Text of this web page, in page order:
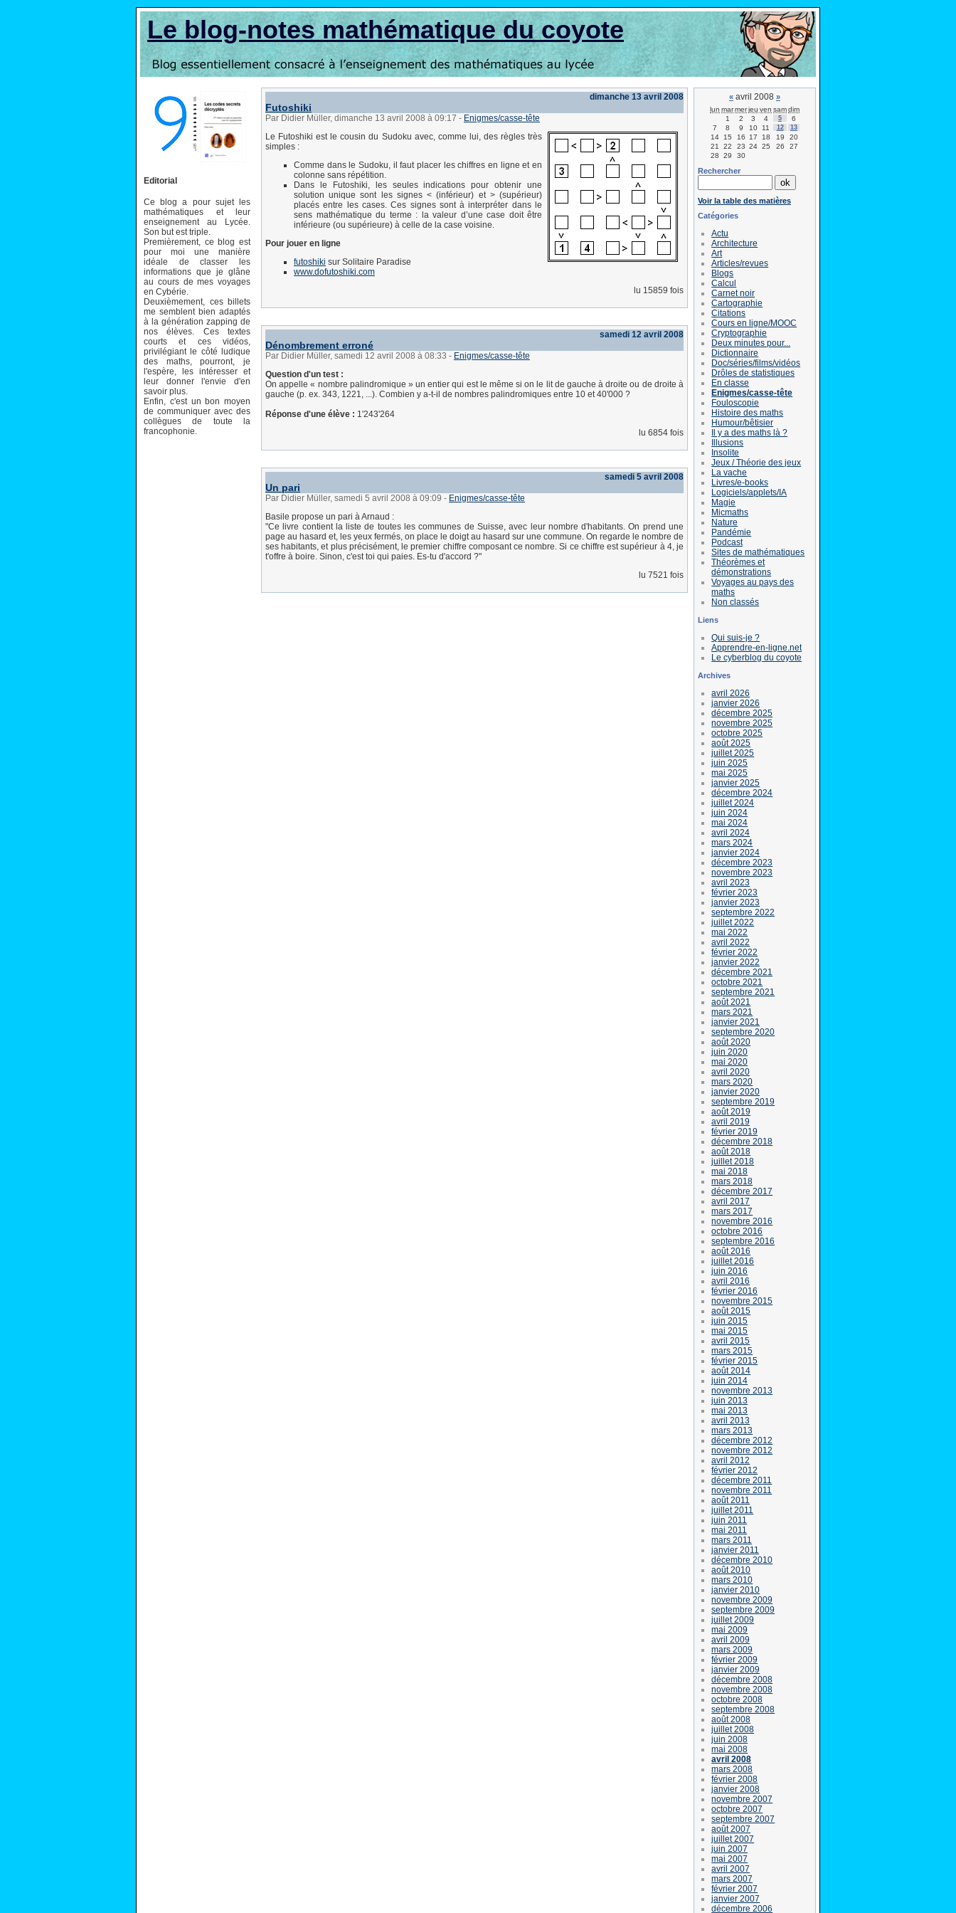
Le blog-notes mathématique du coyote
Editorial
Ce blog a pour sujet les
mathématiques et leur
enseignement au Lycée.
Son but est triple.
Premièrement, ce blog est
pour moi une manière
idéale de classer les
informations que je glâne
au cours de mes voyages
en Cybérie.
Deuxièmement, ces billets
me semblent bien adaptés
à la génération zapping de
nos élèves. Ces textes
courts et ces vidéos,
privilégiant le côté ludique
des maths, pourront, je
l'espère, les intéresser et
leur donner l'envie d'en
savoir plus.
Enfin, c'est un bon moyen
de communiquer avec des
collègues de toute la
francophonie.
dimanche 13 avril 2008
Futoshiki
Par Didier Müller, dimanche 13 avril 2008 à 09:17 - Enigmes/casse-tête
Le Futoshiki est le cousin du Sudoku avec, comme lui, des règles très
simples :
Comme dans le Sudoku, il faut placer les chiffres en ligne et en
colonne sans répétition.
Dans le Futoshiki, les seules indications pour obtenir une
solution unique sont les signes < (inférieur) et > (supérieur)
placés entre les cases. Ces signes sont à interpréter dans le
sens mathématique du terme : la valeur d’une case doit être
inférieure (ou supérieure) à celle de la case voisine.
Pour jouer en ligne
futoshiki sur Solitaire Paradise
www.dofutoshiki.com
lu 15859 fois
samedi 12 avril 2008
Dénombrement erroné
Par Didier Müller, samedi 12 avril 2008 à 08:33 - Enigmes/casse-tête
Question d'un test :
On appelle « nombre palindromique » un entier qui est le même si on le lit de gauche à droite ou de droite à
gauche (p. ex. 343, 1221, ...). Combien y a-t-il de nombres palindromiques entre 10 et 40'000 ?
Réponse d'une élève : 1'243'264
lu 6854 fois
samedi 5 avril 2008
Un pari
Par Didier Müller, samedi 5 avril 2008 à 09:09 - Enigmes/casse-tête
Basile propose un pari à Arnaud :
"Ce livre contient la liste de toutes les communes de Suisse, avec leur nombre d'habitants. On prend une
page au hasard et, les yeux fermés, on place le doigt au hasard sur une commune. On regarde le nombre de
ses habitants, et plus précisément, le premier chiffre composant ce nombre. Si ce chiffre est supérieur à 4, je
t'offre à boire. Sinon, c'est toi qui paies. Es-tu d'accord ?"
lu 7521 fois
« avril 2008 »
lun marmerjeu ven samdim
1
2 3 4 5
6
7
8 9 10 11 12 13
14 15 16 17 18 19
20
21
22 23 24 25 26
27
28
29 30
Rechercher
Voir la table des matières
Catégories
Actu
Architecture
Art
Articles/revues
Blogs
Calcul
Carnet noir
Cartographie
Citations
Cours en ligne/MOOC
Cryptographie
Deux minutes pour...
Dictionnaire
Doc/séries/films/vidéos
Drôles de statistiques
En classe
Enigmes/casse-tête
Fouloscopie
Histoire des maths
Humour/bêtisier
Il y a des maths là ?
Illusions
Insolite
Jeux / Théorie des jeux
La vache
Livres/e-books
Logiciels/applets/IA
Magie
Micmaths
Nature
Pandémie
Podcast
Sites de mathématiques
Théorèmes et
démonstrations
Voyages au pays des
maths
Non classés
Liens
Qui suis-je ?
Apprendre-en-ligne.net
Le cyberblog du coyote
Archives
avril 2026
janvier 2026
décembre 2025
novembre 2025
octobre 2025
août 2025
juillet 2025
juin 2025
mai 2025
janvier 2025
décembre 2024
juillet 2024
juin 2024
mai 2024
avril 2024
mars 2024
janvier 2024
décembre 2023
novembre 2023
avril 2023
février 2023
janvier 2023
septembre 2022
juillet 2022
mai 2022
avril 2022
février 2022
janvier 2022
décembre 2021
octobre 2021
septembre 2021
août 2021
mars 2021
janvier 2021
septembre 2020
août 2020
juin 2020
mai 2020
avril 2020
mars 2020
janvier 2020
septembre 2019
août 2019
avril 2019
février 2019
décembre 2018
août 2018
juillet 2018
mai 2018
mars 2018
décembre 2017
avril 2017
mars 2017
novembre 2016
octobre 2016
septembre 2016
août 2016
juillet 2016
juin 2016
avril 2016
février 2016
novembre 2015
août 2015
juin 2015
mai 2015
avril 2015
mars 2015
février 2015
août 2014
juin 2014
novembre 2013
juin 2013
mai 2013
avril 2013
mars 2013
décembre 2012
novembre 2012
avril 2012
février 2012
décembre 2011
novembre 2011
août 2011
juillet 2011
juin 2011
mai 2011
mars 2011
janvier 2011
décembre 2010
août 2010
mars 2010
janvier 2010
novembre 2009
septembre 2009
juillet 2009
mai 2009
avril 2009
mars 2009
février 2009
janvier 2009
décembre 2008
novembre 2008
octobre 2008
septembre 2008
août 2008
juillet 2008
juin 2008
mai 2008
avril 2008
mars 2008
février 2008
janvier 2008
novembre 2007
octobre 2007
septembre 2007
août 2007
juillet 2007
juin 2007
mai 2007
avril 2007
mars 2007
février 2007
janvier 2007
décembre 2006